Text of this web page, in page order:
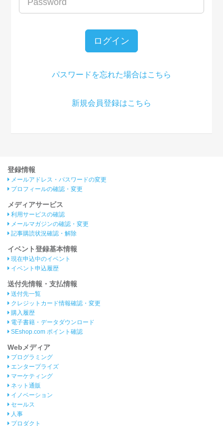
ログイン
パスワードを忘れた場合はこちら
新規会員登録はこちら
登録情報
メールアドレス・パスワードの変更
プロフィールの確認・変更
メディアサービス
利用サービスの確認
メールマガジンの確認・変更
記事購読状況確認・解除
イベント登録基本情報
現在申込中のイベント
イベント申込履歴
送付先情報・支払情報
送付先一覧
クレジットカード情報確認・変更
購入履歴
電子書籍・データダウンロード
SEshop.com ポイント確認
Webメディア
プログラミング
エンタープライズ
マーケティング
ネット通販
イノベーション
セールス
人事
プロダクト